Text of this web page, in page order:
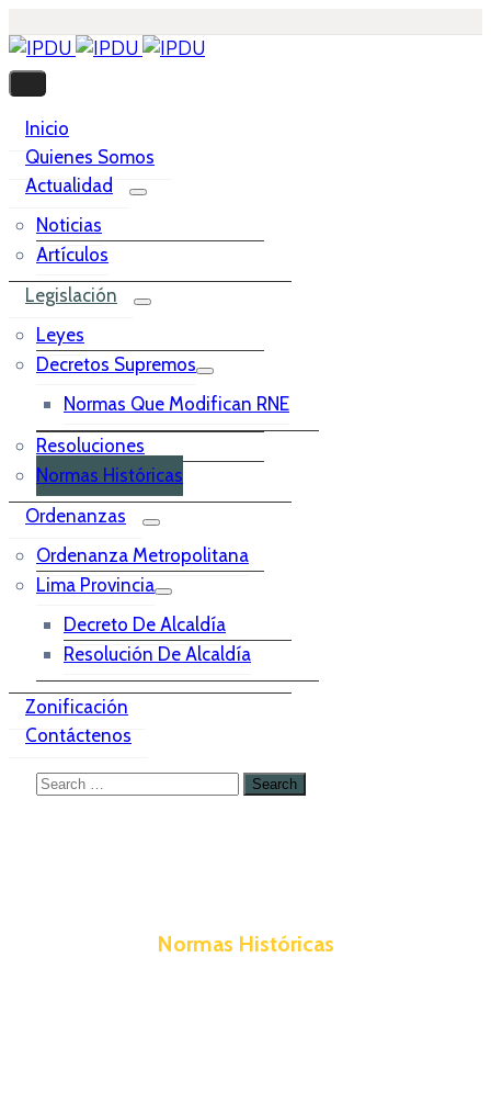
Inicio
Quienes Somos
Actualidad
Noticias
Artículos
Legislación
Leyes
Decretos Supremos
Normas Que Modifican RNE
Resoluciones
Normas Históricas
Ordenanzas
Ordenanza Metropolitana
Lima Provincia
Decreto De Alcaldía
Resolución De Alcaldía
Zonificación
Contáctenos
Normas Históricas